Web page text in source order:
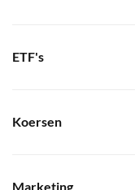
ETF's
Koersen
Marketing